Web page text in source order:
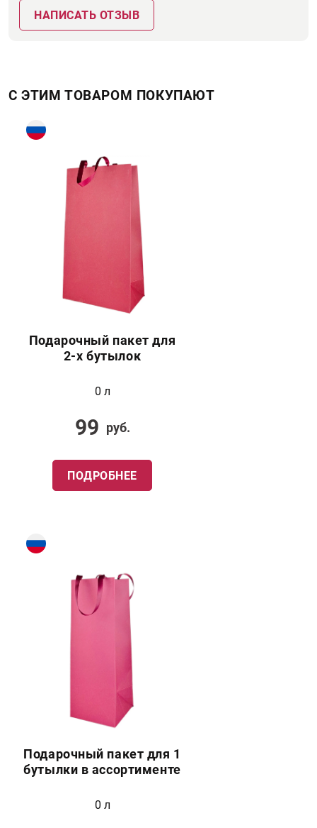
НАПИСАТЬ ОТЗЫВ
С ЭТИМ ТОВАРОМ ПОКУПАЮТ
Подарочный пакет для
2-х бутылок
0 л
99 руб.
ПОДРОБНЕЕ
Подарочный пакет для 1
бутылки в ассортименте
0 л